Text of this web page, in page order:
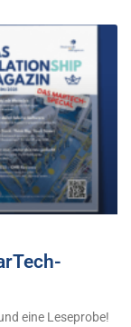
eine Leseprobe!